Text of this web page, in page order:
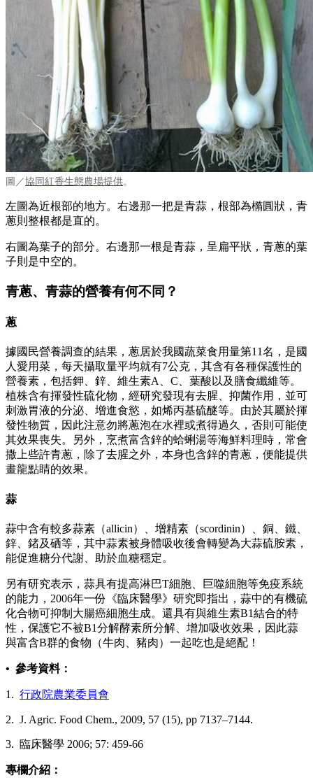
圖／協同紅香生態農場提供。
左圖為近根部的地方。右邊那一把是青蒜，根部為橢圓狀，青
蔥則整根都是直的。
右圖為葉子的部分。右邊那一根是青蒜，呈扁平狀，青蔥的葉
子則是中空的。
青蔥、青蒜的營養有何不同？
蔥
據國民營養調查的結果，蔥居於我國蔬菜食用量第11名，是國
人愛用菜，每天攝取量平均就有7公克，其含有各種保護性的
營養素，包括鉀、鋅、維生素A、C、葉酸以及膳食纖維等。
植株含有揮發性硫化物，經研究發現有去腥、抑菌作用，並可
刺激胃液的分泌、增進食慾，如烯丙基硫醚等。由於其屬於揮
發性物質，因此注意勿將蔥泡在水裡或煮得過久，否則可能使
其效果喪失。另外，烹煮富含鋅的蛤蜊湯等海鮮料理時，常會
撒上些許青蔥，除了去腥之外，本身也含鋅的青蔥，便能提供
畫龍點睛的效果。
蒜
蒜中含有較多蒜素（allicin）、增精素（scordinin）、銅、鐵、
鋅、鍺及硒等，其中蒜素被身體吸收後會轉變為大蒜硫胺素，
能促進糖分代謝、助於血糖穩定。
另有研究表示，蒜具有提高淋巴T細胞、巨噬細胞等免疫系統
的能力，2006年一份《臨床醫學》研究即指出，蒜中的有機硫
化合物可抑制大腸癌細胞生成。還具有與維生素B1結合的特
性，保護它不被B1分解酵素所分解、增加吸收效果，因此蒜
與富含B群的食物（牛肉、豬肉）一起吃也是絕配！
• 參考資料：
1. 行政院農業委員會
2. J. Agric. Food Chem., 2009, 57 (15), pp 7137–7144.
3. 臨床醫學 2006; 57: 459-66
專欄介紹：